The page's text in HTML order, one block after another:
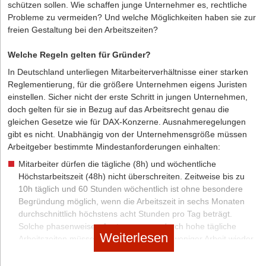
Die Autorin: Elishewa Patterson-Baysal ist Rechtsanwältin
Rechtsanwaltsgesellschaft mbH. Sie ist zudem
nicht retten. Helfen könnte dann im Einzelfall etwa noch eine
wirksame Verschlüsselung der übertragenen Daten.
Datenschutzniveau sicherzustellen. So kann eine Verschlüsselung
in Kombination mit den Standardvertragsklauseln helfen, im
Einzelfall können auch Einwilligungen der Betroffenen eine
taugliche Grundlage sein.
6. Findet sich kein anderes, gutes Mittel, muss die
Datenübermittlung gestoppt werden und die Daten abroad müssen
zurückgeholt werden. Geschieht dies nicht, drohen Beschwerden,
Klagen und gar schmerzhafte Bußgelder. Die
Datenschutzaufsichtsbehörden legen gerade ihren Fokus auf
dieses Thema und greifen zunehmend auch zu schmerzhaft
hohen Bußgeldern.
Und was bedeutet dies nun ganz konkret?
Du musst aktiv werden, US-Transfers identifizieren und entweder
schützen sollen. Wie schaffen junge Unternehmer es, rechtliche
Probleme zu vermeiden? Und welche Möglichkeiten haben sie zur
freien Gestaltung bei den Arbeitszeiten?
Welche Regeln gelten für Gründer?
In Deutschland unterliegen Mitarbeiterverhältnisse einer starken
Reglementierung, für die größere Unternehmen eigens Juristen
einstellen. Sicher nicht der erste Schritt in jungen Unternehmen,
doch gelten für sie in Bezug auf das Arbeitsrecht genau die
gleichen Gesetze wie für DAX-Konzerne. Ausnahmeregelungen
gibt es nicht. Unabhängig von der Unternehmensgröße müssen
Arbeitgeber bestimmte Mindestanforderungen einhalten:
Mitarbeiter dürfen die tägliche (8h) und wöchentliche
Höchstarbeitszeit (48h) nicht überschreiten. Zeitweise bis zu
10h täglich und 60 Stunden wöchentlich ist ohne besondere
Begründung möglich, wenn die Arbeitszeit in sechs Monaten
durchschnittlich höchstens acht Stunden pro Tag beträgt.
Solche phasenweisen Anstrengungen durch hohe tägliche
Arbeitszeiten müssen also zeitnah durch weniger Arbeit wieder
ausgeglichen werden.
Weiterlesen